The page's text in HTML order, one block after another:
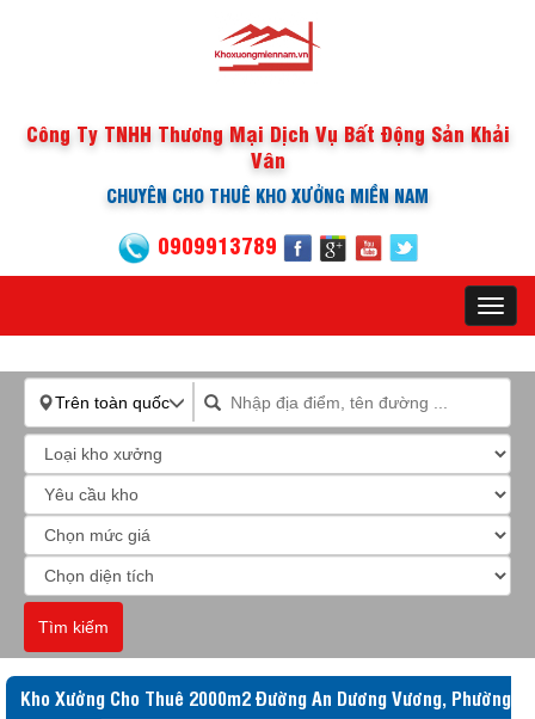
Công Ty TNHH Thương Mại Dịch Vụ Bất Động Sản Khải
Vân
CHUYÊN CHO THUÊ KHO XƯỞNG MIỀN NAM
0909913789
Trên toàn quốc
Tìm kiếm
Kho Xưởng Cho Thuê 2000m2 Đường An Dương Vương, Phường